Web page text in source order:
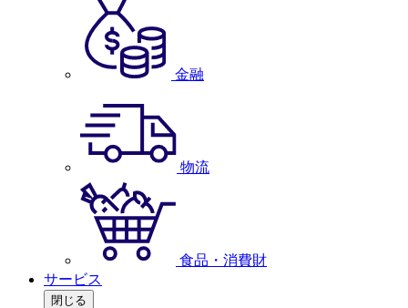
金融
物流
食品・消費財
サービス
閉じる